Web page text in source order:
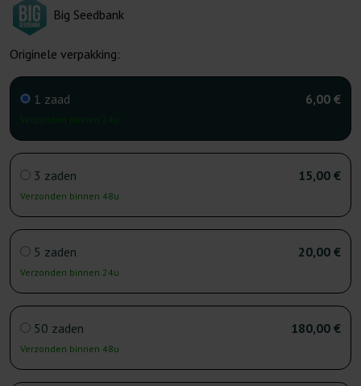
Big Seedbank
Originele verpakking:
1 zaad 6,00 €
3 zaden
Verzonden binnen 48u
15,00 €
5 zaden
Verzonden binnen 24u
20,00 €
50 zaden
Verzonden binnen 48u
180,00 €